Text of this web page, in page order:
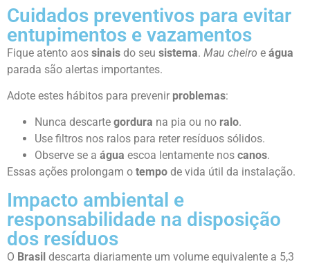
Cuidados preventivos para evitar
entupimentos e vazamentos
Fique atento aos sinais do seu sistema. Mau cheiro e água
parada são alertas importantes.
Adote estes hábitos para prevenir problemas:
Nunca descarte gordura na pia ou no ralo.
Use filtros nos ralos para reter resíduos sólidos.
Observe se a água escoa lentamente nos canos.
Essas ações prolongam o tempo de vida útil da instalação.
Impacto ambiental e
responsabilidade na disposição
dos resíduos
O Brasil descarta diariamente um volume equivalente a 5,3